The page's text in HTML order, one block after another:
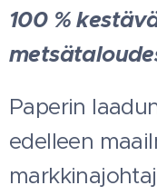
100 %
Paperin
edelleen